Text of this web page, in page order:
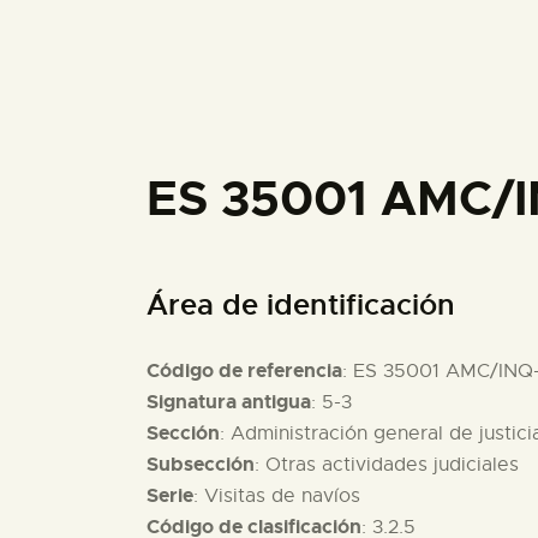
ES 35001 AMC/
Área de identificación
Código de referencia: ES 35001 AMC/
Signatura antigua: 5-3
Sección: Administración general de
Subsección: Otras actividades judiciales
Serie: Visitas de navíos
Código de clasificación: 3.2.5